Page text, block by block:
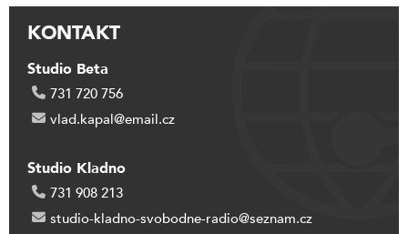
KONTAKT
Studio Beta
731 720 756
vlad.kapal@email.cz
Studio Kladno
731 908 213
studio-kladno-svobodne-radio@seznam.cz